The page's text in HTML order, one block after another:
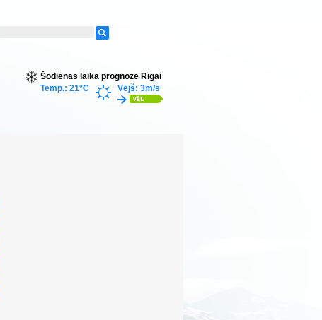
Šodienas laika prognoze Rīgai
Temp.: 21°C
Vējš: 3m/s